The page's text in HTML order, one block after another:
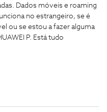
Dados móveis e roaming
no estrangeiro, se é
ou se estou a fazer alguma
P. Está tudo